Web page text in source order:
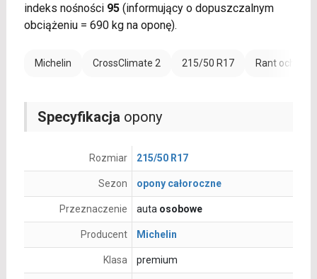
indeks nośności 95(informujący o dopuszczalnym
obciążeniu = 690 kg na oponę).
Michelin CrossClimate 2 215/50 R17 Rant
Specyfikacja opony
Rozmiar 215/50 R17
Sezon opony całoroczne
Przeznaczenie auta osobowe
Producent Michelin
Klasa premium